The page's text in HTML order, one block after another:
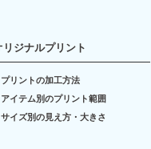
リジナルプリント
プリントの加工方法
アイテム別のプリント範囲
サイズ別の見え方・大きさ